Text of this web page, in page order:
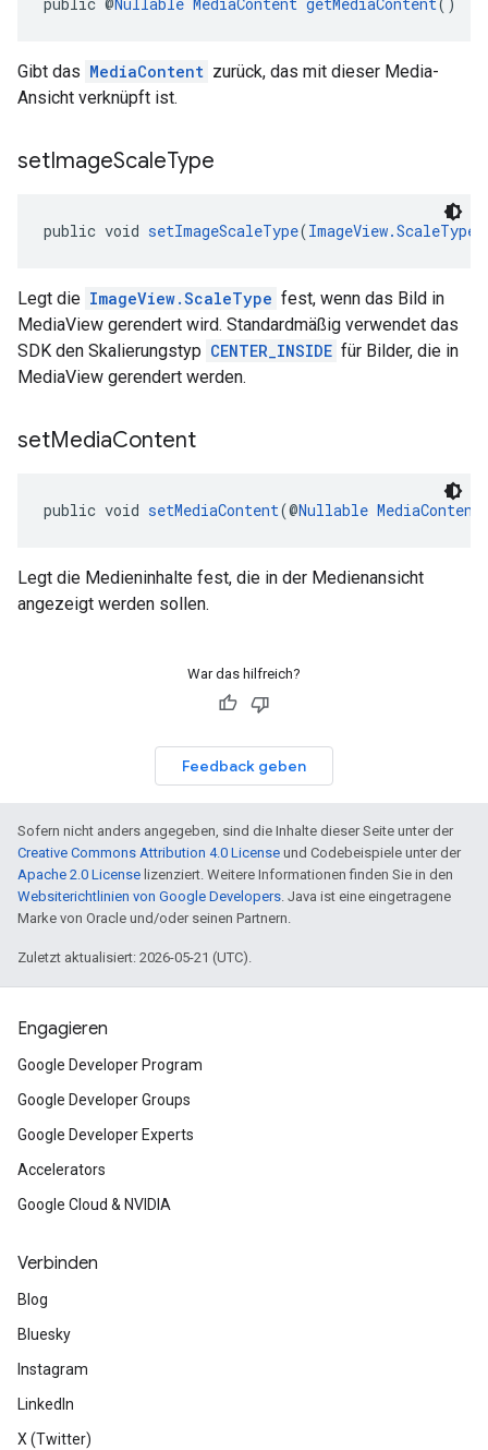
Gibt das MediaContent zurück, das mit dieser Media-
Ansicht verknüpft ist.
setImageScaleType
public void setImageScaleType(ImageView.ScaleType
Legt die ImageView.ScaleType fest, wenn das Bild in
MediaView gerendert wird. Standardmäßig verwendet das
SDK den Skalierungstyp CENTER_INSIDE für Bilder, die in
MediaView gerendert werden.
setMediaContent
public void setMediaContent(@Nullable MediaContent
Legt die Medieninhalte fest, die in der Medienansicht
angezeigt werden sollen.
War das hilfreich?
Feedback geben
Sofern nicht anders angegeben, sind die Inhalte dieser Seite unter der
Creative Commons Attribution 4.0 License und Codebeispiele unter der
Apache 2.0 License lizenziert. Weitere Informationen finden Sie in den
Websiterichtlinien von Google Developers. Java ist eine eingetragene
Marke von Oracle und/oder seinen Partnern.
Zuletzt aktualisiert: 2026-05-21 (UTC).
Engagieren
Google Developer Program
Google Developer Groups
Google Developer Experts
Accelerators
Google Cloud & NVIDIA
Verbinden
Blog
Bluesky
Instagram
LinkedIn
X (Twitter)